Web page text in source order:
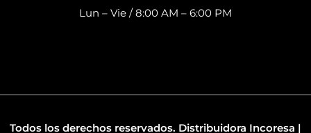
Lun – Vie / 8:00 AM – 6:00 PM
Todos los derechos reservados. Distribuidora Incoresa |